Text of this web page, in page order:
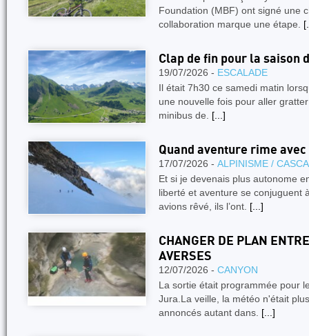
Foundation (MBF) ont signé une
collaboration marque une étape.
Clap de fin pour la saison
19/07/2026 - ESCALADE
Il était 7h30 ce samedi matin
une nouvelle fois pour aller
minibus de. [...]
Quand aventure rime
17/07/2026 - ALPINISME /
Et si je devenais plus autonome
liberté et aventure se conjuguent
avions rêvé, ils l’ont. [...]
CHANGER DE PLAN
AVERSES
12/07/2026 - CANYON
La sortie était programmée pour
Jura.La veille, la météo n'était
annoncés autant dans. [...]